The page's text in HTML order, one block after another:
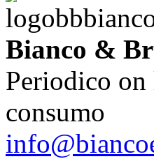
Bianco &
Periodico
consumo